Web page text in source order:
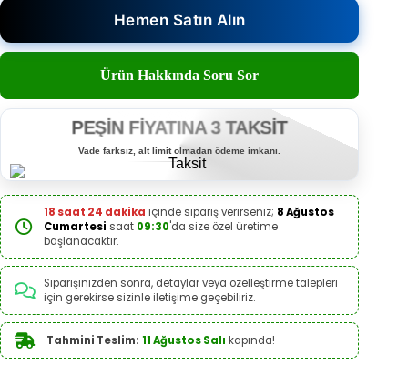
Hemen Satın Alın
Ürün Hakkında Soru Sor
PEŞİN FİYATINA 3 TAKSİT
Vade farksız, alt limit olmadan ödeme imkanı.
18 saat 24 dakika içinde sipariş verirseniz; 8 Ağustos
Cumartesi saat 09:30'da size özel üretime
başlanacaktır.
Siparişinizden sonra, detaylar veya özelleştirme talepleri
için gerekirse sizinle iletişime geçebiliriz.
Tahmini Teslim: 11 Ağustos Salı kapında!